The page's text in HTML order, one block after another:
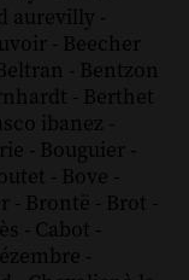
aurevilly -
- Beecher
- Bentzon
- Berthet
ibanez -
- Bouguier -
- Bove -
- Brontë - Brot -
- Cabot -
-